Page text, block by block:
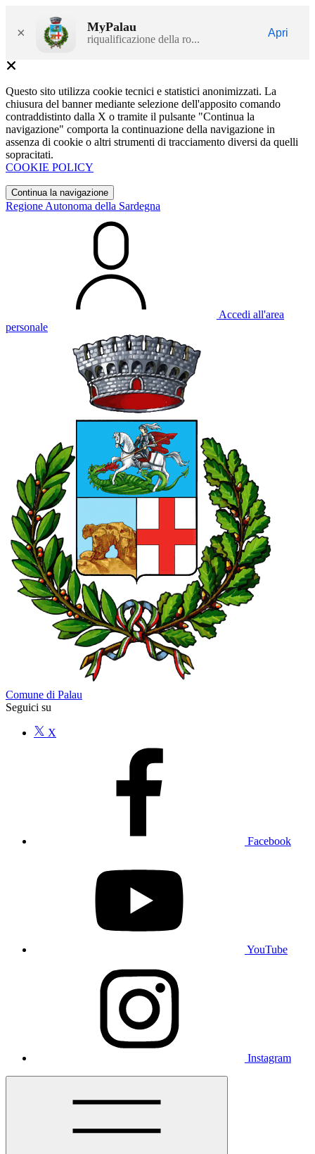
× MyPalau
riqualificazione della ro...
Apri
Questo sito utilizza cookie tecnici e statistici anonimizzati. La
chiusura del banner mediante selezione dell'apposito comando
contraddistinto dalla X o tramite il pulsante "Continua la
navigazione" comporta la continuazione della navigazione in
assenza di cookie o altri strumenti di tracciamento diversi da quelli
sopracitati.
COOKIE POLICY
Continua la navigazione
Regione Autonoma della Sardegna
Accedi all'area
personale
Comune di Palau
Seguici su
X
Facebook
YouTube
Instagram